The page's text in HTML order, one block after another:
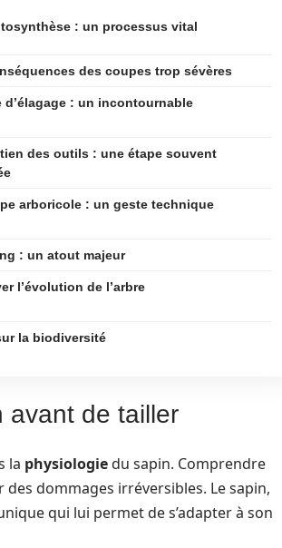
: un processus vital
des coupes trop sévères
d’élagage : un incontournable
des outils : une étape souvent
arboricole : un geste technique
: un atout majeur
l’évolution de l’arbre
la biodiversité
avant de tailler
la physiologiedu sapin. Comprendre
dommages irréversibles. Le sapin,
qui lui permet de s’adapter à son